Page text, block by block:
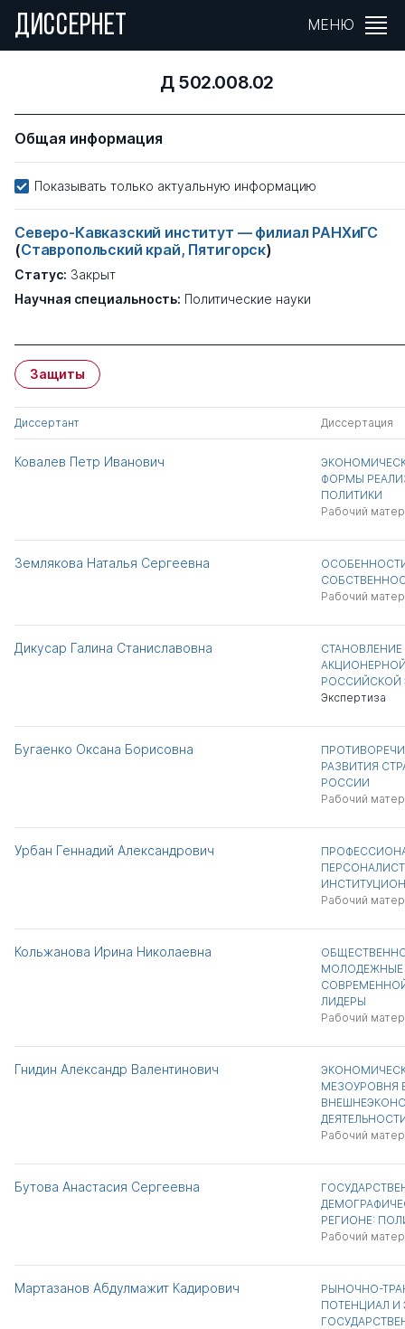
ДИССЕРНЕТ МЕНЮ
Д 502.008.02
Общая информация
Показывать только актуальную информацию
Северо-Кавказский институт — филиал РАНХиГС
(Ставропольский край, Пятигорск)
Статус: Закрыт
Научная специальность: Политические науки
Защиты
Диссертант Диссертация
Ковалев Петр Иванович
ФОРМЫ
ПОЛИТИКИ
Рабочий
Землякова Наталья Сергеевна
Рабочий
Дикусар Галина Станиславовна
СТАНОВЛЕНИЕ
РОССИЙСКОЙ
Экспертиза
Бугаенко Оксана Борисовна
РАЗВИТИЯ
РОССИИ
Рабочий
Урбан Геннадий Александрович
Рабочий
Кольжанова Ирина Николаевна
МОЛОДЕЖНЫЕ
ЛИДЕРЫ
Рабочий
Гнидин Александр Валентинович
МЕЗОУРОВНЯ
Рабочий
Бутова Анастасия Сергеевна
РЕГИОНЕ:
Рабочий
Мартазанов Абдулмажит Кадирович
РЫНОЧНО-
ПОТЕНЦИАЛ И